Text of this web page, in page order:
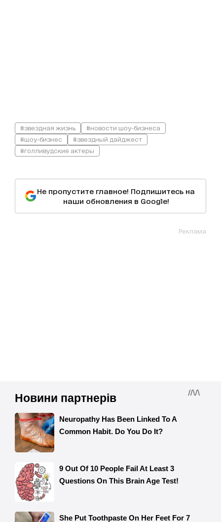
#звездная жизнь
#новости шоу-бизнеса
#шоу-бизнес
#звездный дайджест
#голливудские актеры
Не пропустите главное! Подпишитесь на
наши обновления в Google!
Реклама